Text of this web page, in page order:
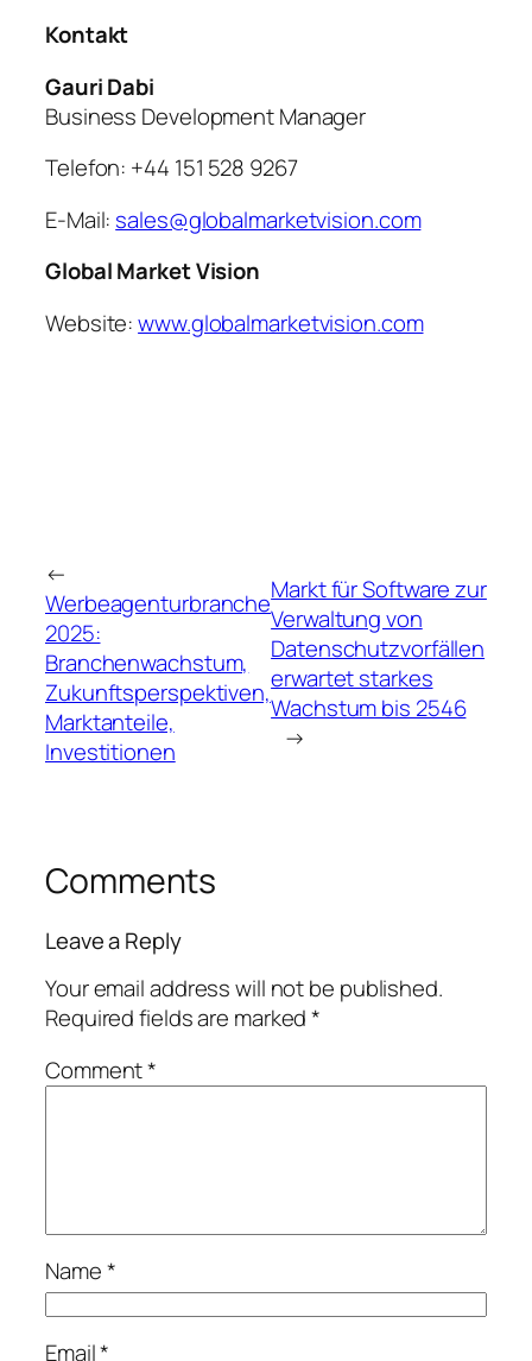
Kontakt
Gauri Dabi
Business Development Manager
Telefon: +44 151 528 9267
E-Mail: sales@globalmarketvision.com
Global Market Vision
Website:www.globalmarketvision.com
←
Werbeagenturbranche
2025:
Branchenwachstum,
Zukunftsperspektiven,
Marktanteile,
Investitionen
Markt für Software zur
Verwaltung von
Datenschutzvorfällen
erwartet starkes
Wachstum bis 2546
→
Comments
Leave a Reply
Your email address will not be published.
Required fields are marked*
Comment*
Name*
Email*